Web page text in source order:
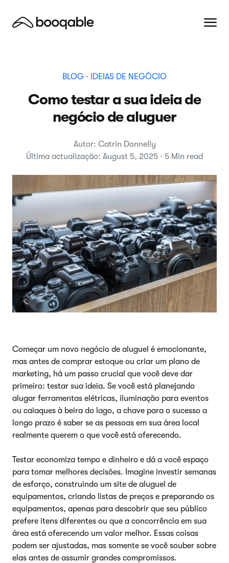
BLOG · IDEIAS DE NEGÓCIO
Como testar a sua ideia de
negócio de aluguer
Autor: Catrin Donnelly
Última actualização: August 5, 2025 · 5 Min read
Começar um novo negócio de aluguel é emocionante,
mas antes de comprar estoque ou criar um plano de
marketing, há um passo crucial que você deve dar
primeiro: testar sua ideia. Se você está planejando
alugar ferramentas elétricas, iluminação para eventos
ou caiaques à beira do lago, a chave para o sucesso a
longo prazo é saber se as pessoas em sua área local
realmente querem o que você está oferecendo.
Testar economiza tempo e dinheiro e dá a você espaço
para tomar melhores decisões. Imagine investir semanas
de esforço, construindo um site de aluguel de
equipamentos, criando listas de preços e preparando os
equipamentos, apenas para descobrir que seu público
prefere itens diferentes ou que a concorrência em sua
área está oferecendo um valor melhor. Essas coisas
podem ser ajustadas, mas somente se você souber sobre
elas antes de assumir grandes compromissos.